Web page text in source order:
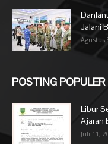
Jalani
Agustus
POSTING POPULER
Libur
Ajaran
Juli 11,